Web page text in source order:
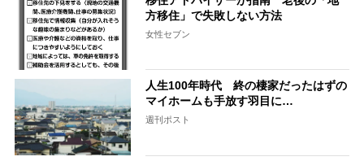
方移住」で失敗しない方法
女性セブン
人生100年時代 終の棲家だったはずの
マイホームも手放す羽目に…
週刊ポスト